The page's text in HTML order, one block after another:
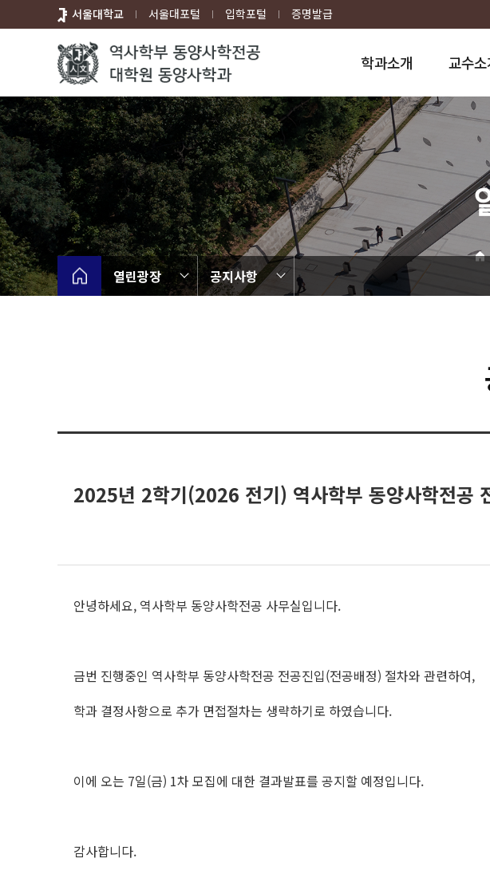
로
뉴
서울대학교 서울대포털 입학포털 증명발급
학과소개 교수소
열린광장 공지사항
2025년 2학기(2026 전기) 역사학부 동양사학전공
안녕하세요, 역사학부 동양사학전공 사무실입니다.
금번 진행중인 역사학부 동양사학전공 전공진입(전공배정) 절차와 관련하여,
학과 결정사항으로 추가 면접절차는 생략하기로 하였습니다.
이에 오는 7일(금) 1차 모집에 대한 결과발표를 공지할 예정입니다.
감사합니다.